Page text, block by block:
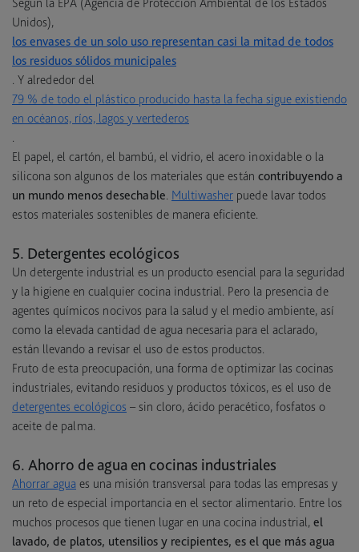
Unidos),
los envases de un solo uso representan casi la mitad de todos
los residuos sólidos municipales
. Y alrededor del
79 % de todo el plástico producido hasta la fecha sigue existiendo
en océanos, ríos, lagos y vertederos
.
El papel, el cartón, el bambú, el vidrio, el acero inoxidable o la
silicona son algunos de los materiales que están contribuyendo a
un mundo menos desechable. Multiwasher puede lavar todos
estos materiales sostenibles de manera eficiente.
5. Detergentes ecológicos
Un detergente industrial es un producto esencial para la seguridad
y la higiene en cualquier cocina industrial. Pero la presencia de
agentes químicos nocivos para la salud y el medio ambiente, así
como la elevada cantidad de agua necesaria para el aclarado,
están llevando a revisar el uso de estos productos.
Fruto de esta preocupación, una forma de optimizar las cocinas
industriales, evitando residuos y productos tóxicos, es el uso de
detergentes ecológicos – sin cloro, ácido peracético, fosfatos o
aceite de palma.
6. Ahorro de agua en cocinas industriales
Ahorrar agua es una misión transversal para todas las empresas y
un reto de especial importancia en el sector alimentario. Entre los
muchos procesos que tienen lugar en una cocina industrial, el
lavado, de platos, utensilios y recipientes, es el que más agua